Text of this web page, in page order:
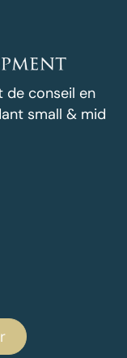
de conseil en
small & mid